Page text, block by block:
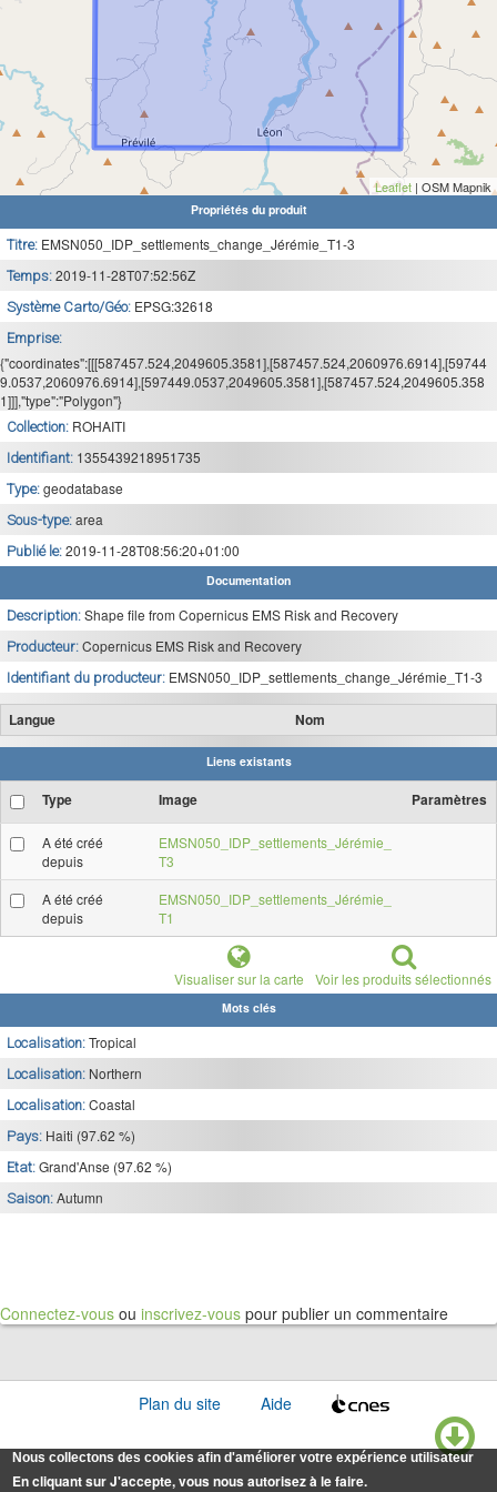
Leaflet | OSM Mapnik
Propriétés du produit
Titre: EMSN050_IDP_settlements_change_Jérémie_T1-3
Temps: 2019-11-28T07:52:56Z
Système Carto/Géo: EPSG:32618
Emprise:
{"coordinates":[[[587457.524,2049605.3581],[587457.524,2060976.6914],[59744
9.0537,2060976.6914],[597449.0537,2049605.3581],[587457.524,2049605.358
1]]],"type":"Polygon"}
Collection: ROHAITI
Identifiant: 1355439218951735
Type: geodatabase
Sous-type: area
Publié le: 2019-11-28T08:56:20+01:00
Documentation
Description: Shape file from Copernicus EMS Risk and Recovery
Producteur: Copernicus EMS Risk and Recovery
Identifiant du producteur: EMSN050_IDP_settlements_change_Jérémie_T1-3
Langue Nom
Liens existants
Type Image Paramètres
A été créé
depuis
EMSN050_IDP_settlements_Jérémie_
T3
A été créé
depuis
EMSN050_IDP_settlements_Jérémie_
T1
Visualiser sur la carte Voir les produits sélectionnés
Mots clés
Localisation: Tropical
Localisation: Northern
Localisation: Coastal
Pays: Haiti (97.62 %)
Etat: Grand'Anse (97.62 %)
Saison: Autumn
Connectez-vous ou inscrivez-vous pour publier un commentaire
Plan du site Aide
Nous collectons des cookies afin d'améliorer votre expérience utilisateur
En cliquant sur J'accepte, vous nous autorisez à le faire.